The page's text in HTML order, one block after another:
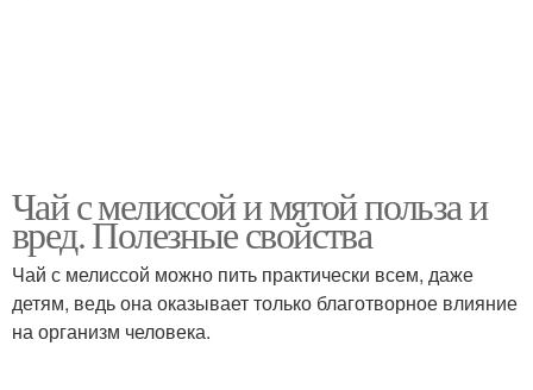
Чай с мелиссой и мятой польза и
вред. Полезные свойства
Чай с мелиссой можно пить практически всем, даже
детям, ведь она оказывает только благотворное влияние
на организм человека.